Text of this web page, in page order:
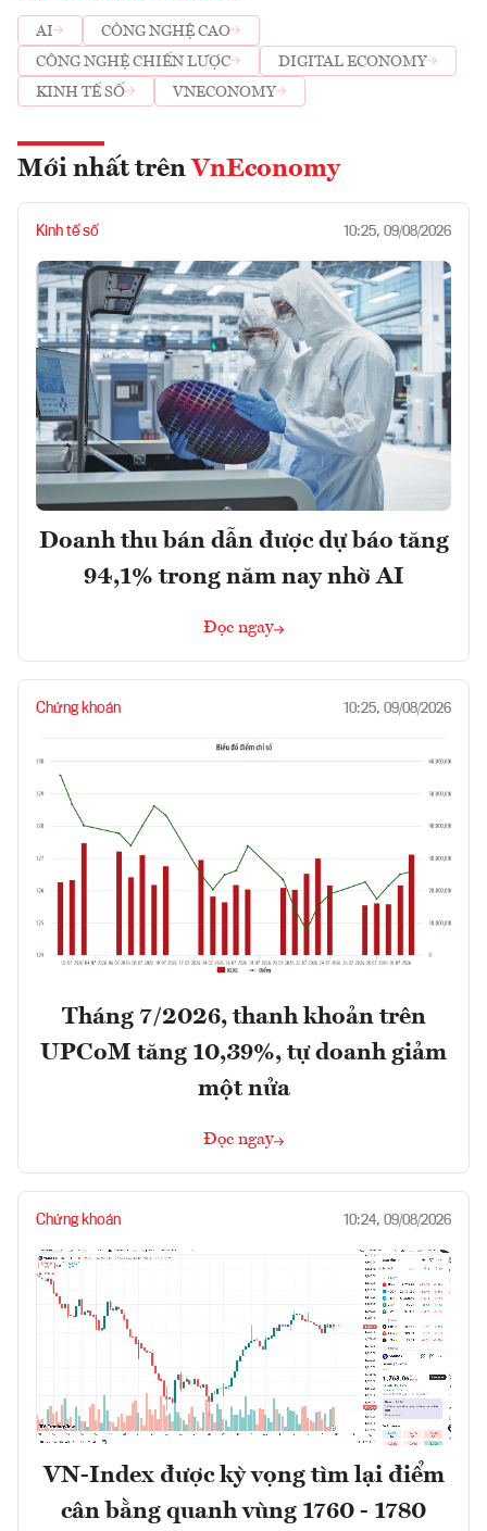
AI
CÔNG NGHỆ CAO
CÔNG NGHỆ CHIẾN LƯỢC
DIGITAL ECONOMY
KINH TẾ SỐ
VNECONOMY
Mới nhất trên VnEconomy
Kinh tế số 10:25, 09/08/2026
Doanh thu bán dẫn được dự báo tăng
94,1% trong năm nay nhờ AI
Đọc ngay
Chứng khoán 10:25, 09/08/2026
Tháng 7/2026, thanh khoản trên
UPCoM tăng 10,39%, tự doanh giảm
một nửa
Đọc ngay
Chứng khoán 10:24, 09/08/2026
VN-Index được kỳ vọng tìm lại điểm
cân bằng quanh vùng 1760 - 1780